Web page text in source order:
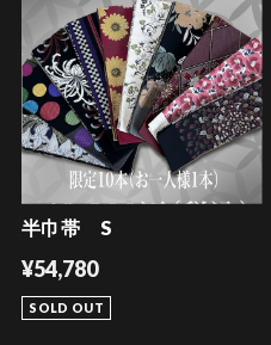
半巾帯 S
¥54,780
SOLD OUT